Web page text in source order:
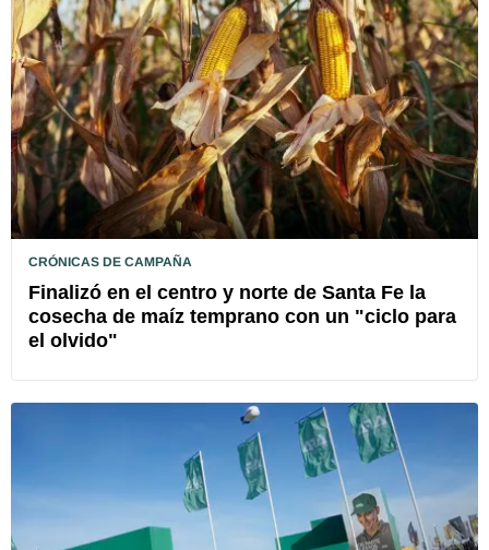
CRÓNICAS DE CAMPAÑA
Finalizó en el centro y norte de Santa Fe la
cosecha de maíz temprano con un "ciclo para
el olvido"